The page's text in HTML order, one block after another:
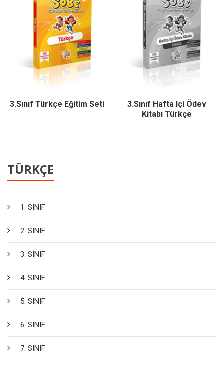
TÜRKÇE
1. SINIF
2. SINIF
3. SINIF
4. SINIF
5. SINIF
6. SINIF
7. SINIF
3.Sınıf Türkçe Eğitim Seti
3.Sınıf Hafta Içi Ödev
Kitabı Türkçe